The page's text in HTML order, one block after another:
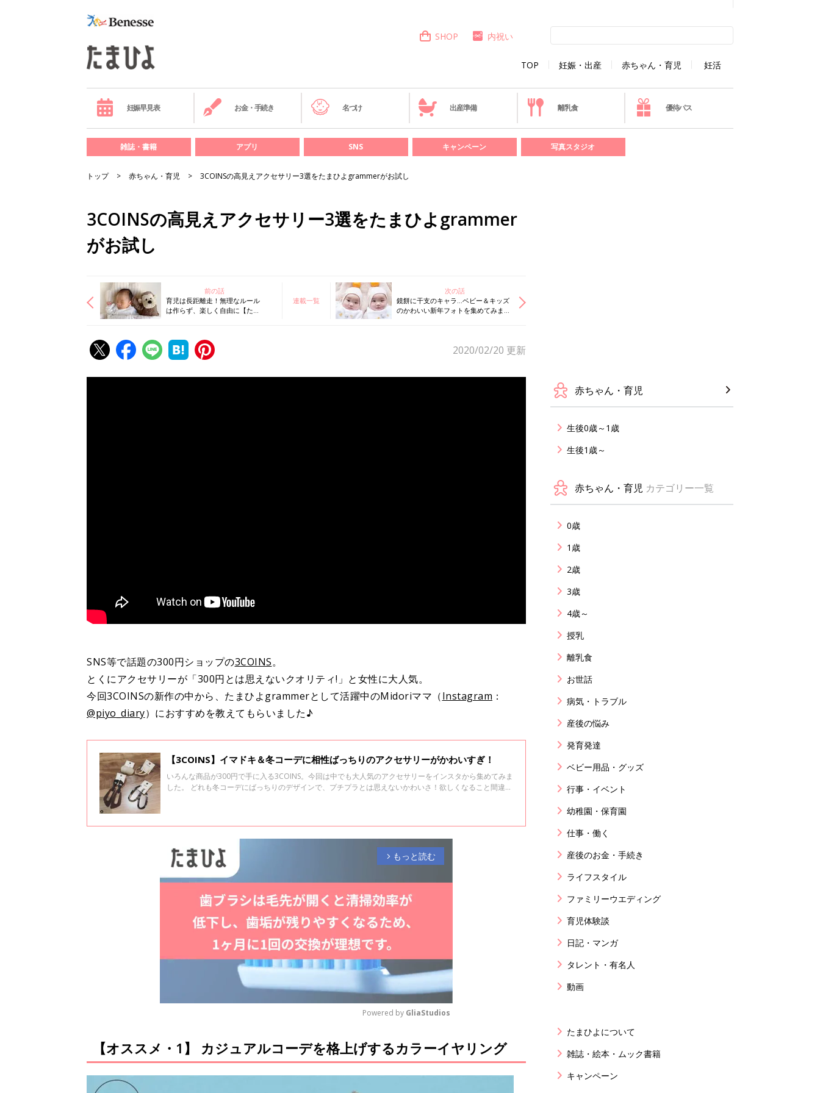
TOP 妊娠・出産 赤ちゃん・育児 妊活
SHOP 内祝い
妊娠早見表 お金・手続き 名づけ 出産準備 離乳食 優待パス
雑誌・書籍 アプリ SNS キャンペーン 写真スタジオ
トップ 赤ちゃん・育児 3COINSの高見えアクセサリー3選をたまひよgrammerがお試し
3COINSの高見えアクセサリー3選をたまひよgrammer
がお試し
前の話
育児は長距離走！無理なルール
は作らず、楽しく自由に【たま
連載一覧
次の話
鏡餅に干支のキャラ…ベビー＆キッズ
のかわいい新年フォトを集めてみまし
2020/02/20 更新
SNS等で話題の300円ショップの3COINS。
とくにアクセサリーが「300円とは思えないクオリティ!」と女性に大人気。
今回3COINSの新作の中から、たまひよgrammerとして活躍中のMidoriママ（Instagram ：
@piyo_diary）におすすめを教えてもらいました♪
【3COINS】イマドキ＆冬コーデに相性ばっちりのアクセサリーがかわいすぎ！
いろんな商品が300円で手に入る3COINS。今回は中でも大人気のアクセサリーをインスタから集めてみま
した。 どれも冬コーデにばっちりのデザインで、プチプラとは思えないかわいさ！欲しくなること間違い
arrow_forward_ios もっと読む
M
u
Powered by GliaStudios
【オススメ・1】 カジュアルコーデを格上げするカラーイヤリング
赤ちゃん・育児
生後0歳～1歳
生後1歳～
赤ちゃん・育児 カテゴリー一覧
0歳
1歳
2歳
3歳
4歳～
授乳
離乳食
お世話
病気・トラブル
産後の悩み
発育発達
ベビー用品・グッズ
行事・イベント
幼稚園・保育園
仕事・働く
産後のお金・手続き
ライフスタイル
ファミリーウエディング
育児体験談
日記・マンガ
タレント・有名人
動画
たまひよについて
雑誌・絵本・ムック書籍
キャンペーン